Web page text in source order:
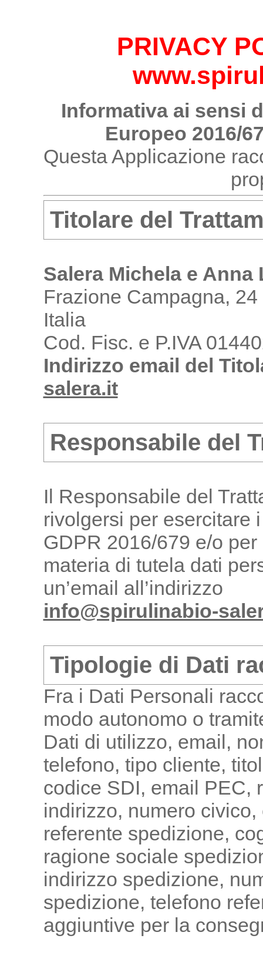
PRIVACY
Informativa ai sensi
Europeo 2016/
Questa Applicazione
Titolare del
Salera Michela e Anna
Frazione Campagna,
Italia
Cod. Fisc. e P.IVA
Indirizzo email del
salera.it
Responsabile del
Il Responsabile del
rivolgersi per esercitare
GDPR 2016/679 e/o
materia di tutela dati
un’email all’indirizzo
info@spirulinabio-
Tipologie di Dati
Fra i Dati Personali
modo autonomo o
Dati di utilizzo, email,
telefono, tipo cliente,
codice SDI, email PEC,
indirizzo, numero
referente spedizione,
ragione sociale
indirizzo spedizione,
spedizione, telefono
aggiuntive per la